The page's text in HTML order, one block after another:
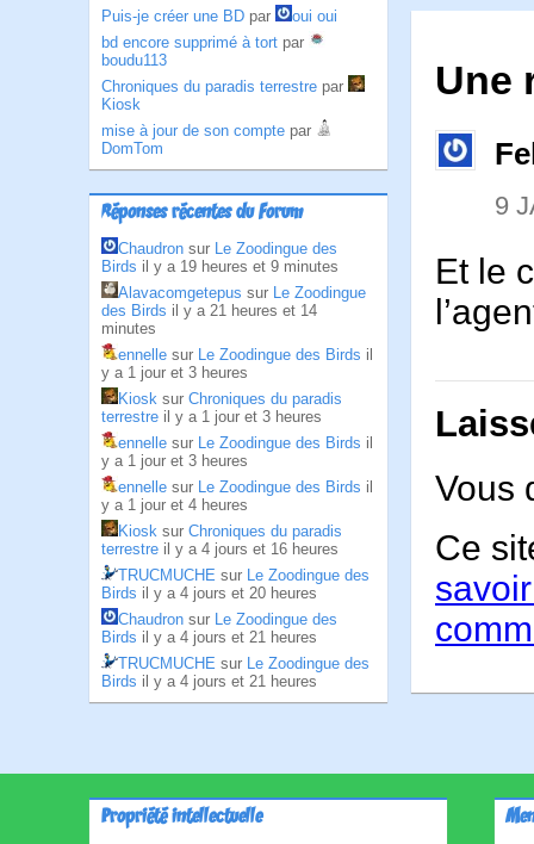
Puis-je créer une BD par
oui oui
bd encore supprimé à tort par
boudu113
Chroniques du paradis terrestre par
Kiosk
mise à jour de son compte par
DomTom
Réponses récentes du Forum
Chaudron sur Le Zoodingue des
Birds il y a 19 heures et 9 minutes
Alavacomgetepus sur Le Zoodingue
des Birds il y a 21 heures et 14
minutes
ennelle sur Le Zoodingue des Birds il
y a 1 jour et 3 heures
Kiosk sur Chroniques du paradis
terrestre il y a 1 jour et 3 heures
ennelle sur Le Zoodingue des Birds il
y a 1 jour et 3 heures
ennelle sur Le Zoodingue des Birds il
y a 1 jour et 4 heures
Kiosk sur Chroniques du paradis
terrestre il y a 4 jours et 16 heures
TRUCMUCHE sur Le Zoodingue des
Birds il y a 4 jours et 20 heures
Chaudron sur Le Zoodingue des
Birds il y a 4 jours et 21 heures
TRUCMUCHE sur Le Zoodingue des
Birds il y a 4 jours et 21 heures
Une
9
Et le
Vous
Ce
Propriété intellectuelle